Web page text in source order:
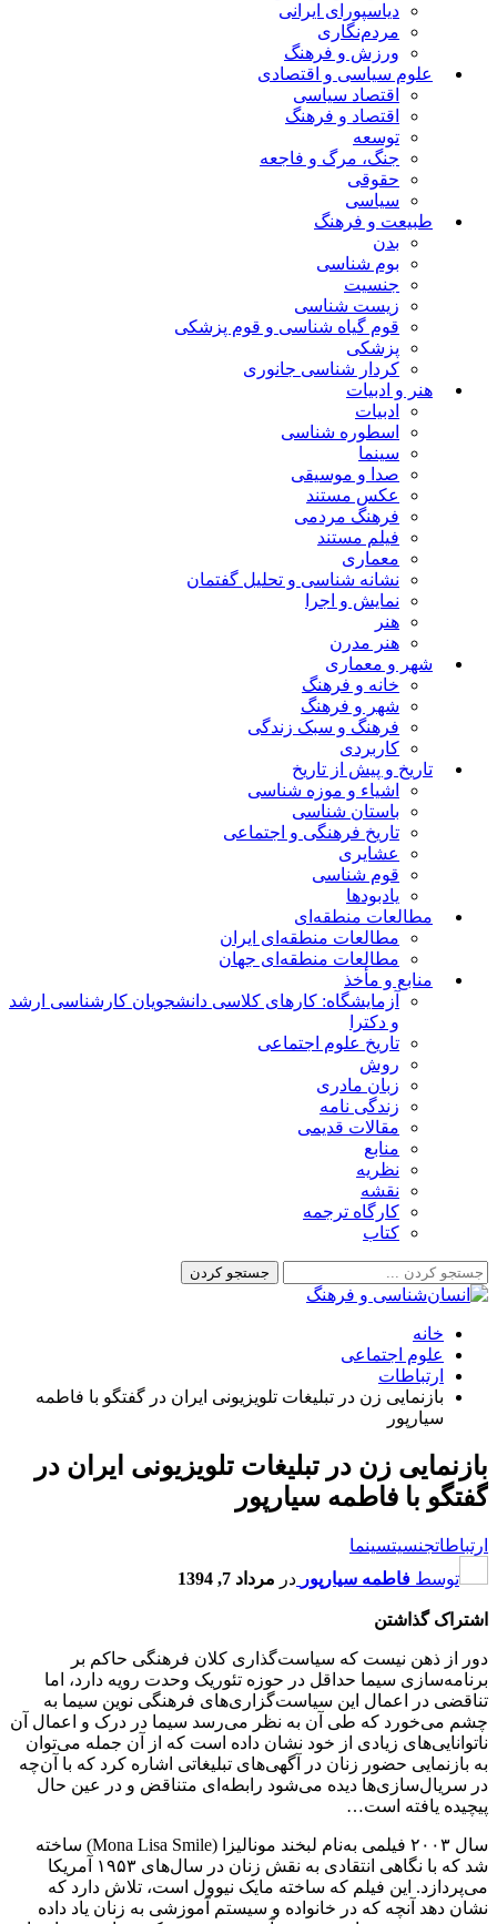
دیاسپورای ایرانی
مردم‌نگاری
ورزش و فرهنگ
علوم سیاسی و اقتصادی
اقتصاد سیاسی
اقتصاد و فرهنگ
توسعه
جنگ، مرگ و فاجعه
حقوقی
سیاسی
طبیعت و فرهنگ
بدن
بوم شناسی
جنسیت
زیست شناسی
قوم گیاه شناسی و قوم پزشکی
پزشکی
کردار شناسی جانوری
هنر و ادبیات
ادبیات
اسطوره شناسی
سینما
صدا و موسیقی
عکس مستند
فرهنگ مردمی
فیلم مستند
معماری
نشانه شناسی و تحلیل گفتمان
نمایش و اجرا
هنر
هنر مدرن
شهر و معماری
خانه و فرهنگ
شهر و فرهنگ
فرهنگ و سبک زندگی
کاربردی
تاریخ و پیش از تاریخ
اشیاء و موزه شناسی
باستان شناسی
تاریخ فرهنگی و اجتماعی
عشایری
قوم شناسی
یادبودها
مطالعات منطقه‌ای
مطالعات منطقه‌ای ایران
مطالعات منطقه‌ای جهان
منابع و مأخذ
آزمایشگاه: کارهای کلاسی دانشجویان کارشناسی ارشد
و دکترا
تاریخ علوم اجتماعی
روش
زبان مادری
زندگی نامه
مقالات قدیمی
منابع
نظریه
نقشه
کارگاه ترجمه
کتاب
خانه
علوم اجتماعی
ارتباطات
بازنمایی زن در تبلیغات تلویزیونی ایران در گفتگو با فاطمه
سیارپور
بازنمایی زن در تبلیغات تلویزیونی ایران در
گفتگو با فاطمه سیارپور
ارتباطاتجنسیتسینما
توسط فاطمه سیارپور در مرداد 7, 1394
اشتراک گذاشتن
دور از ذهن نیست که سیاست‌گذاری کلان فرهنگی حاکم بر
برنامه‌سازی سیما حداقل در حوزه تئوریک وحدت رویه دارد، اما
تناقضی در اعمال این سیاست‌گزاری‌های فرهنگی نوین سیما به
چشم می‌خورد که طی آن به نظر می‌رسد سیما در درک و اعمال آن
ناتوانایی‌های زیادی از خود نشان داده است که از آن جمله می‌توان
به بازنمایی حضور زنان در آگهی‌های تبلیغاتی اشاره کرد که با آن‌چه
در سریال‌سازی‌ها دیده می‌شود رابطه‌ای متناقض و در عین حال
پیچیده یافته است…
سال ۲۰۰۳ فیلمی به‌نام لبخند مونالیزا (Mona Lisa Smile) ساخته
شد که با نگاهی انتقادی به نقش زنان در سال‌های ۱۹۵۳ آمریکا
می‌پردازد. این فیلم که ساخته مایک نیوول است، تلاش دارد که
نشان دهد آنچه که در خانواده و سیستم آموزشی به زنان یاد داده